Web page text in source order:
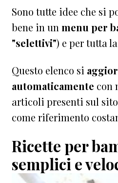
Sono tutte idee che si
bene in un menu per
"selettivi") e per tutta la
Questo elenco si
automaticamente con
articoli presenti sul
come riferimento
Ricette per
semplici e